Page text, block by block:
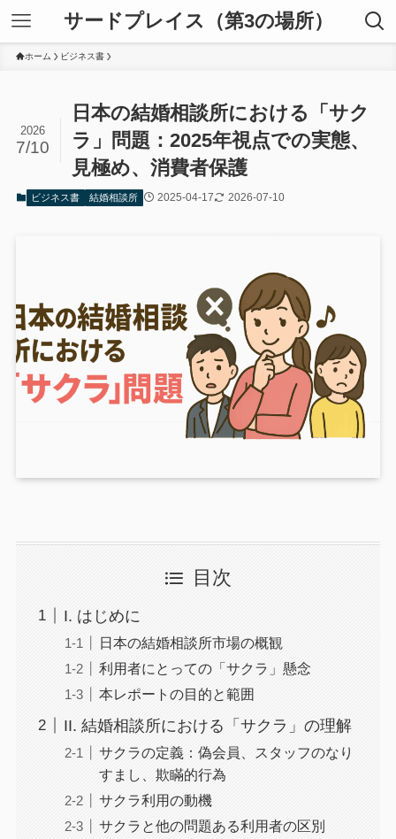
サードプレイス（第3の場所）
ホーム ビジネス書
日本の結婚相談所における「サク
ラ」問題：2025年視点での実態、
見極め、消費者保護
2026
7/10
ビジネス書 結婚相談所 2025-04-17 2026-07-10
目次
I. はじめに
日本の結婚相談所市場の概観
利用者にとっての「サクラ」懸念
本レポートの目的と範囲
II. 結婚相談所における「サクラ」の理解
サクラの定義：偽会員、スタッフのなり
すまし、欺瞞的行為
サクラ利用の動機
サクラと他の問題ある利用者の区別